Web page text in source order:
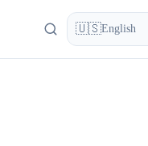
🇺🇸English